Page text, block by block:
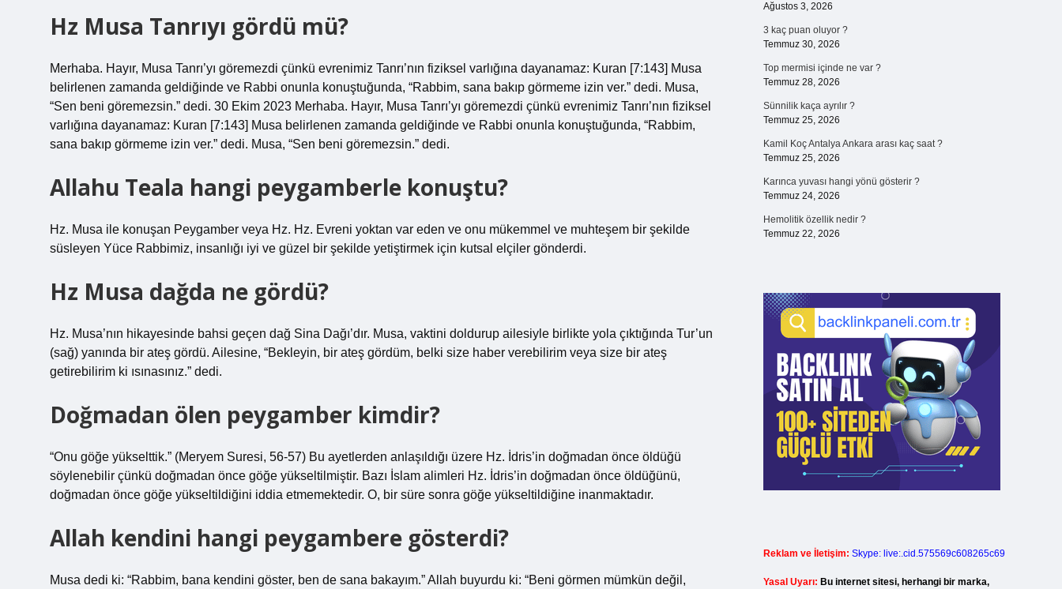
Hz Musa Tanrıyı gördü mü?
Merhaba. Hayır, Musa Tanrı’yı ​​göremezdi çünkü evrenimiz Tanrı’nın fiziksel varlığına dayanamaz: Kuran [7:143] Musa
belirlenen zamanda geldiğinde ve Rabbi onunla konuştuğunda, “Rabbim, sana bakıp görmeme izin ver.” dedi. Musa,
“Sen beni göremezsin.” dedi. 30 Ekim 2023 Merhaba. Hayır, Musa Tanrı’yı ​​göremezdi çünkü evrenimiz Tanrı’nın fiziksel
varlığına dayanamaz: Kuran [7:143] Musa belirlenen zamanda geldiğinde ve Rabbi onunla konuştuğunda, “Rabbim,
sana bakıp görmeme izin ver.” dedi. Musa, “Sen beni göremezsin.” dedi.
Allahu Teala hangi peygamberle konuştu?
Hz. Musa ile konuşan Peygamber veya Hz. Hz. Evreni yoktan var eden ve onu mükemmel ve muhteşem bir şekilde
süsleyen Yüce Rabbimiz, insanlığı iyi ve güzel bir şekilde yetiştirmek için kutsal elçiler gönderdi.
Hz Musa dağda ne gördü?
Hz. Musa’nın hikayesinde bahsi geçen dağ Sina Dağı’dır. Musa, vaktini doldurup ailesiyle birlikte yola çıktığında Tur’un
(sağ) yanında bir ateş gördü. Ailesine, “Bekleyin, bir ateş gördüm, belki size haber verebilirim veya size bir ateş
getirebilirim ki ısınasınız.” dedi.
Doğmadan ölen peygamber kimdir?
“Onu göğe yükselttik.” (Meryem Suresi, 56-57) Bu ayetlerden anlaşıldığı üzere Hz. İdris’in doğmadan önce öldüğü
söylenebilir çünkü doğmadan önce göğe yükseltilmiştir. Bazı İslam alimleri Hz. İdris’in doğmadan önce öldüğünü,
doğmadan önce göğe yükseltildiğini iddia etmemektedir. O, bir süre sonra göğe yükseltildiğine inanmaktadır.
Allah kendini hangi peygambere gösterdi?
Musa dedi ki: “Rabbim, bana kendini göster, ben de sana bakayım.” Allah buyurdu ki: “Beni görmen mümkün değil,
Ağustos 3, 2026
3 kaç puan oluyor ?
Temmuz 30, 2026
Top mermisi içinde ne var ?
Temmuz 28, 2026
Sünnilik kaça ayrılır ?
Temmuz 25, 2026
Kamil Koç Antalya Ankara arası kaç saat ?
Temmuz 25, 2026
Karınca yuvası hangi yönü gösterir ?
Temmuz 24, 2026
Hemolitik özellik nedir ?
Temmuz 22, 2026
Reklam ve İletişim: Skype: live:.cid.575569c608265c69
Yasal Uyarı: Bu internet sitesi, herhangi bir marka,